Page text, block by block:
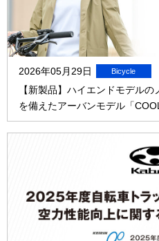
2026年05月29日
【新製品】ハイエンドモデル
を備えたアーバンモデル「